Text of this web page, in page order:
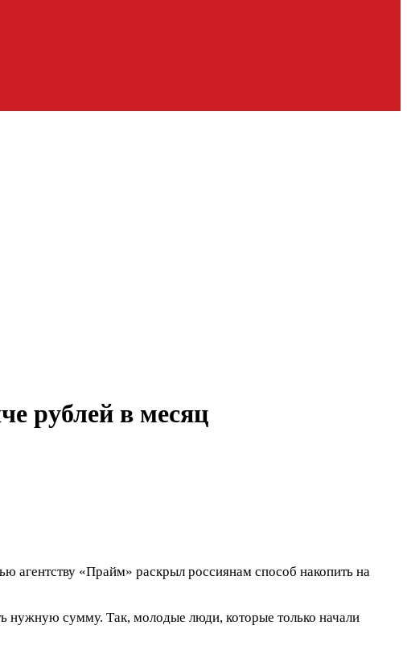
рублей в месяц
агентству «Прайм» раскрыл россиянам способ накопить на
нужную сумму. Так, молодые люди, которые только начали